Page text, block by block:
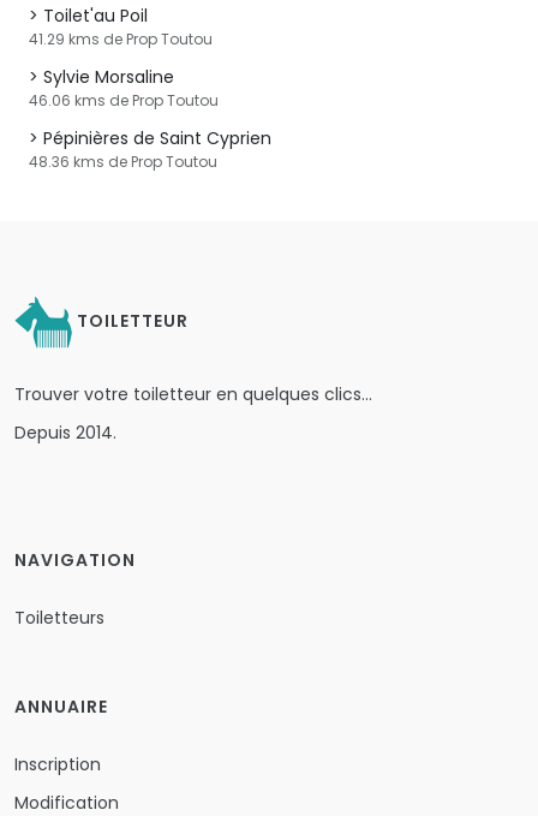
Toilet'au Poil
41.29 kms de Prop Toutou
Sylvie Morsaline
46.06 kms de Prop Toutou
Pépinières de Saint Cyprien
48.36 kms de Prop Toutou
TOILETTEUR
Trouver votre toiletteur en quelques clics…
Depuis 2014.
NAVIGATION
Toiletteurs
ANNUAIRE
Inscription
Modification